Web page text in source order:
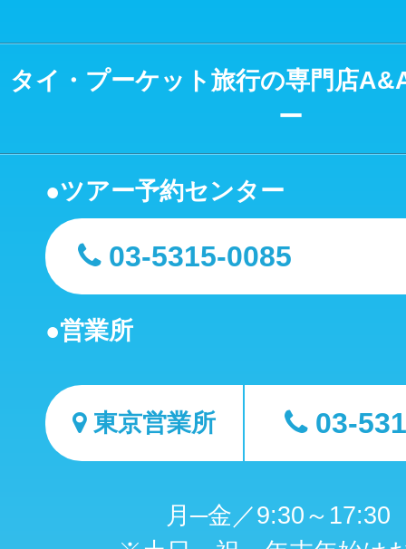
タイ・プーケット旅行の専門店
ー
ツアー予約センター
03-5315-0085
営業所
東京営業所 03-
月─金／9:30～